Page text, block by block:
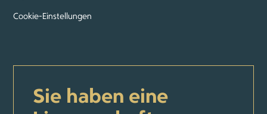
Cookie-Einstellungen
Sie haben eine